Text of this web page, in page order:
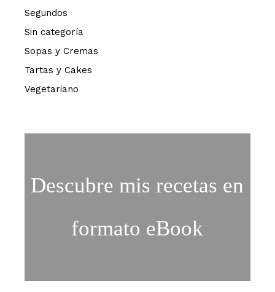
Segundos
Sin categoría
Sopas y Cremas
Tartas y Cakes
Vegetariano
Descubre mis recetas en
formato eBook